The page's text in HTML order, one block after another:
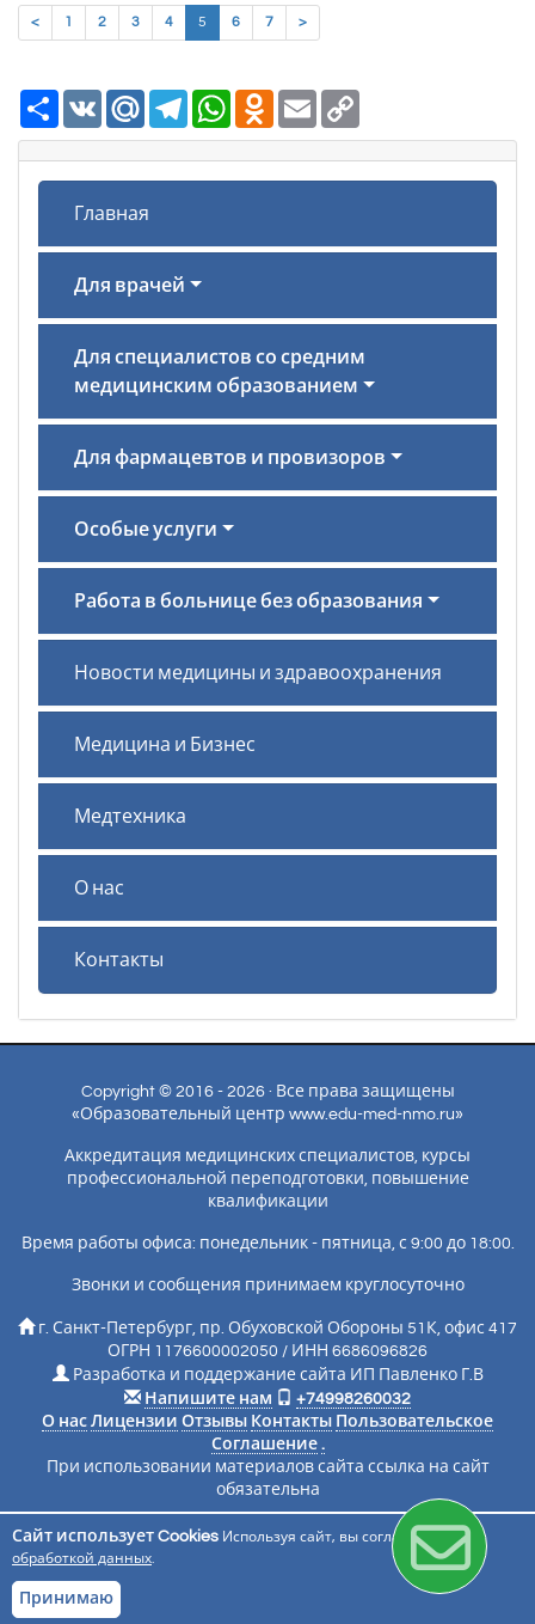
< 1 2 3 4 5 (current)
6 7 >
РесурсVK Mail.Ru TelegramWhatsAppOdnoklassniki
Email
Главная
Для врачей
Для специалистов со средним
медицинским образованием
Для фармацевтов и провизоров
Особые услуги
Работа в больнице без образования
Новости медицины и здравоохранения
Медицина и Бизнес
Медтехника
О нас
Контакты
Copyright © 2016 - 2026 · Все права защищены
«Образовательный центр www.edu-med-nmo.ru»
Аккредитация медицинских специалистов, курсы
профессиональной переподготовки, повышение
квалификации
Время работы офиса: понедельник - пятница, с 9:00 до 18:00.
Звонки и сообщения принимаем круглосуточно
г. Санкт-Петербург, пр. Обуховской Обороны 51К, офис 417
ОГРН 1176600002050 / ИНН 6686096826
Разработка и поддержание сайта ИП Павленко Г.В
Напишите нам
+74998260032
О нас Лицензии Отзывы Контакты Пользовательское
Соглашение .
При использовании материалов сайта ссылка на сайт
обязательна
Подписаться на новости
Сайт использует Cookies Используя сайт, вы соглашаетесь с
обработкой данных.
Принимаю